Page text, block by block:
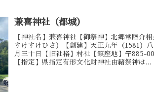
兼喜神社（都城）
【神社名】兼喜神社【御祭神】北郷常陸介
すけすけひさ）【創建】天正九年（1581）
月三十日【旧社格】村社【鎮座地】〒885-
【指定】県指定有形文化財神社由緒祭神は...